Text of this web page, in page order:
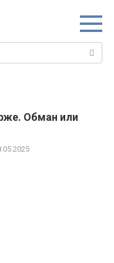
Обман или